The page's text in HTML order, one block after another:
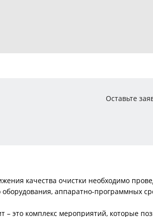
Оставьте
качества очистки необходимо
оборудования, аппаратно-программных
– это комплекс мероприятий, которые